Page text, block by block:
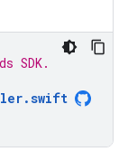
SDK.
.swift